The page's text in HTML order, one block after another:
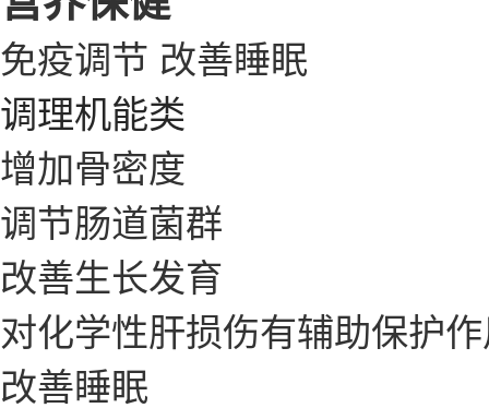
免疫调节 改善睡眠
调理机能类
增加骨密度
调节肠道菌群
改善生长发育
对化学性肝损伤有辅助保护
改善睡眠